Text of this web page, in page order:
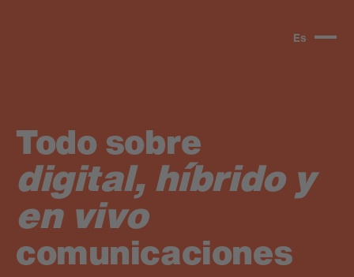
Es
Todo sobre
digital, híbrido y
en vivo
comunicaciones